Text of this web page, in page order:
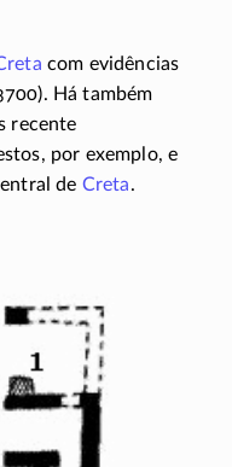
com evidências
. Há também
recente
por exemplo, e
de Creta.